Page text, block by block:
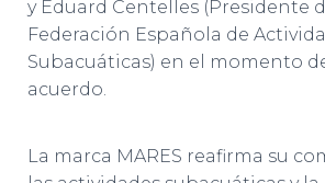
y Eduard Centelles (Presidente
Federación Española de
Subacuáticas) en el momento
acuerdo.
La marca MARES reafirma su